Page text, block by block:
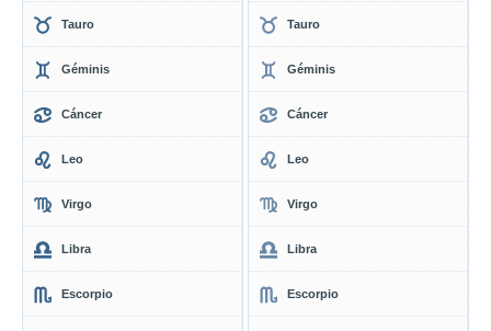
Tauro
Géminis
Cáncer
Leo
Virgo
Libra
Escorpio
Tauro
Géminis
Cáncer
Leo
Virgo
Libra
Escorpio